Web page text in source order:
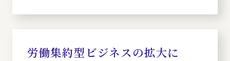
労働集約型ビジネスの拡大に